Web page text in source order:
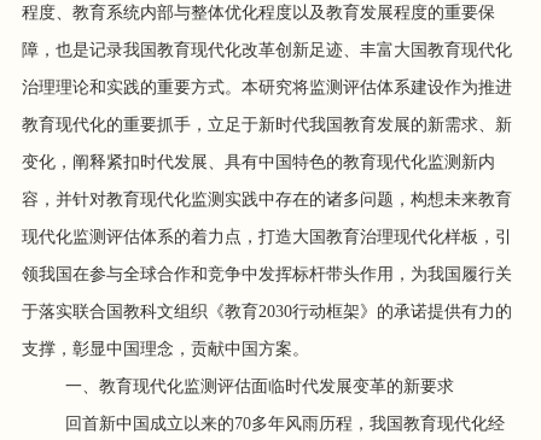
程度、教育系统内部与整体优化程度以及教育发展程度的重要保
障，也是记录我国教育现代化改革创新足迹、丰富大国教育现代化
治理理论和实践的重要方式。本研究将监测评估体系建设作为推进
教育现代化的重要抓手，立足于新时代我国教育发展的新需求、新
变化，阐释紧扣时代发展、具有中国特色的教育现代化监测新内
容，并针对教育现代化监测实践中存在的诸多问题，构想未来教育
现代化监测评估体系的着力点，打造大国教育治理现代化样板，引
领我国在参与全球合作和竞争中发挥标杆带头作用，为我国履行关
于落实联合国教科文组织《教育2030行动框架》的承诺提供有力的
支撑，彰显中国理念，贡献中国方案。
一、教育现代化监测评估面临时代发展变革的新要求
回首新中国成立以来的70多年风雨历程，我国教育现代化经